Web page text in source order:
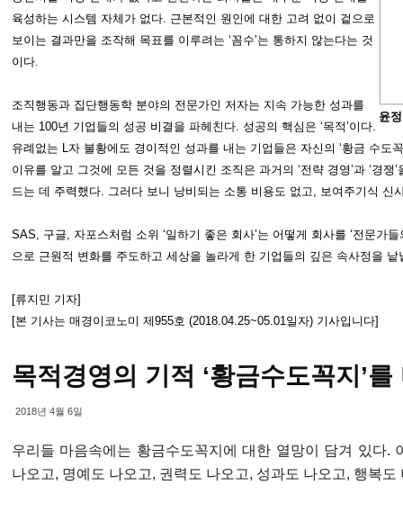
윤
육성하는 시스템 자체가 없다. 근본적인 원인에 대한 고려 없이 겉으로
보이는 결과만을 조작해 목표를 이루려는 ‘꼼수’는 통하지 않는다는 것
이다.
조직행동과 집단행동학 분야의 전문가인 저자는 지속 가능한 성과를
내는 100년 기업들의 성공 비결을 파헤친다. 성공의 핵심은 ‘목적’이다.
유례없는 L자 불황에도 경이적인 성과를 내는 기업들은 자신의 ‘황금 수도
이유를 알고 그것에 모든 것을 정렬시킨 조직은 과거의 ‘전략 경영’과 ‘경
드는 데 주력했다. 그러다 보니 낭비되는 소통 비용도 없고, 보여주기식 신
SAS, 구글, 자포스처럼 소위 ‘일하기 좋은 회사’는 어떻게 회사를 ‘전문가
으로 근원적 변화를 주도하고 세상을 놀라게 한 기업들의 깊은 속사정을
[류지민 기자]
[본 기사는 매경이코노미 제955호 (2018.04.25~05.01일자) 기사입니다]
목적경영의 기적 ‘황금수도꼭지’
2018년 4월 6일
우리들 마음속에는 황금수도꼭지에 대한 열망이 담겨 있다.
나오고, 명예도 나오고, 권력도 나오고, 성과도 나오고, 행복도